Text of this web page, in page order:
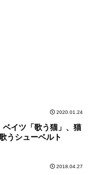
2020.01.24
ベイツ「歌う猫」、猫
うシューベルト
2018.04.27